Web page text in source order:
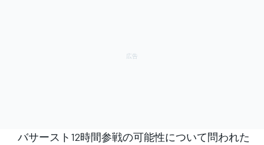
バサースト12時間参戦の可能性について問われた